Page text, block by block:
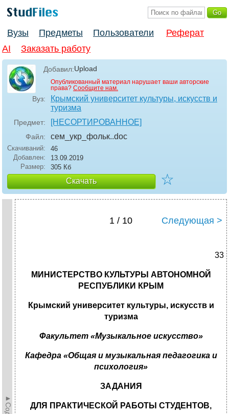
Вузы Предметы Пользователи
Реферат
AI
Заказать работу
Добавил:Upload
Опубликованный материал нарушает ваши авторские
права? Сообщите нам.
Вуз:
Крымский университет культуры, искусств и
туризма
Предмет: [НЕСОРТИРОВАННОЕ]
Файл: сем_укр_фольк..doc
Скачиваний:
46
Добавлен:
13.09.2019
Размер:
305 Кб
Скачать ☆
1 / 10 Следующая >
33
МИНИСТЕРСТВО КУЛЬТУРЫ АВТОНОМНОЙ
РЕСПУБЛИКИ КРЫМ
Крымский университет культуры, искусств и
туризма
Факультет «Музыкальное искусство»
Кафедра «Общая и музыкальная педагогика и
психология»
ЗАДАНИЯ
ДЛЯ ПРАКТИЧЕСКОЙ РАБОТЫ СТУДЕНТОВ,